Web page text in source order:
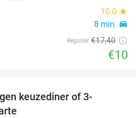
10.0 star
8 min. directions_car
Regulier €17,40
€10
keuzediner of 3-